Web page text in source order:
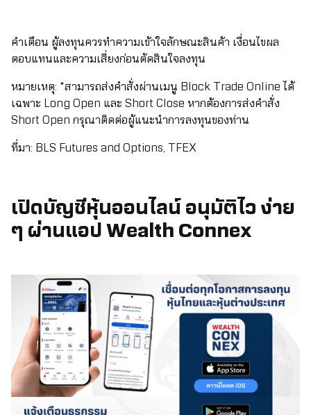
คำเตือน ผู้ลงทุนควรทำความเข้าใจลักษณะสินค้า เงื่อนไขผล
ตอบแทนและความเสี่ยงก่อนตัดสินใจลงทุน
หมายเหตุ: *สามารถส่งคำสั่งผ่านเมนู Block Trade Online ได้
เฉพาะ Long Open และ Short Close หากต้องการส่งคำสั่ง
Short Open กรุณาติดต่อผู้แนะนำการลงทุนของท่าน
ที่มา: BLS Futures and Options, TFEX
เปิดบัญชีหุ้นออนไลน์ อนุมัติไว ง่าย
ๆ ผ่านแอป Wealth Connex